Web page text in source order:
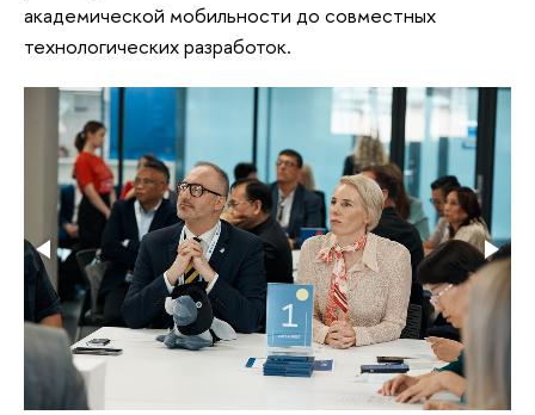
академической мобильности до совместных
технологических разработок.